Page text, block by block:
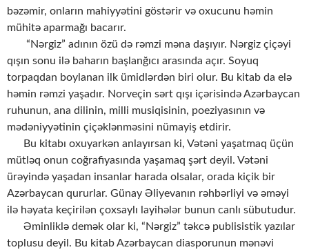
bəzəmir, onların mahiyyətini göstərir və oxucunu həmin
mühitə aparmağı bacarır.
“Nərgiz” adının özü də rəmzi məna daşıyır. Nərgiz çiçəyi
qışın sonu ilə baharın başlanğıcı arasında açır. Soyuq
torpaqdan boylanan ilk ümidlərdən biri olur. Bu kitab da elə
həmin rəmzi yaşadır. Norveçin sərt qışı içərisində Azərbaycan
ruhunun, ana dilinin, milli musiqisinin, poeziyasının və
mədəniyyətinin çiçəklənməsini nümayiş etdirir.
Bu kitabı oxuyarkən anlayırsan ki, Vətəni yaşatmaq üçün
mütləq onun coğrafiyasında yaşamaq şərt deyil. Vətəni
ürəyində yaşadan insanlar harada olsalar, orada kiçik bir
Azərbaycan qururlar. Günay Əliyevanın rəhbərliyi və əməyi
ilə həyata keçirilən çoxsaylı layihələr bunun canlı sübutudur.
Əminliklə demək olar ki, “Nərgiz” təkcə publisistik yazılar
toplusu deyil. Bu kitab Azərbaycan diasporunun mənəvi